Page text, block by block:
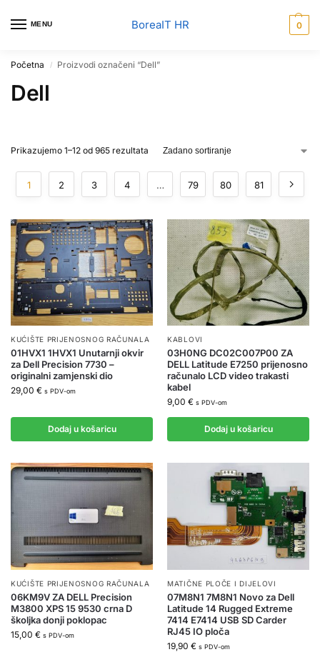
MENU BoreaIT HR 0
Početna / Proizvodi označeni “Dell”
Dell
Prikazujemo 1–12 od 965 rezultata
1 2 3 4 … 79 80 81
KUĆIŠTE PRIJENOSNOG RAČUNALA
01HVX1 1HVX1 Unutarnji okvir
za Dell Precision 7730 –
originalni zamjenski dio
29,00 € s PDV-om
Dodaj u košaricu
KABLOVI
03H0NG DC02C007P00 ZA
DELL Latitude E7250 prijenosno
računalo LCD video trakasti
kabel
9,00 € s PDV-om
Dodaj u košaricu
KUĆIŠTE PRIJENOSNOG RAČUNALA
06KM9V ZA DELL Precision
M3800 XPS 15 9530 crna D
školjka donji poklopac
15,00 € s PDV-om
MATIČNE PLOČE I DIJELOVI
07M8N1 7M8N1 Novo za Dell
Latitude 14 Rugged Extreme
7414 E7414 USB SD Carder
RJ45 IO ploča
19,90 € s PDV-om